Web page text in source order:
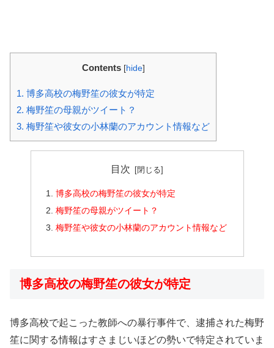
Contents [hide]
1. 博多高校の梅野笙の彼女が特定
2. 梅野笙の母親がツイート？
3. 梅野笙や彼女の小林蘭のアカウント情報など
目次
博多高校の梅野笙の彼女が特定
梅野笙の母親がツイート？
梅野笙や彼女の小林蘭のアカウント情報など
博多高校の梅野笙の彼女が特定
博多高校で起こった教師への暴行事件で、逮捕された梅野
笙に関する情報はすさまじいほどの勢いで特定されていま